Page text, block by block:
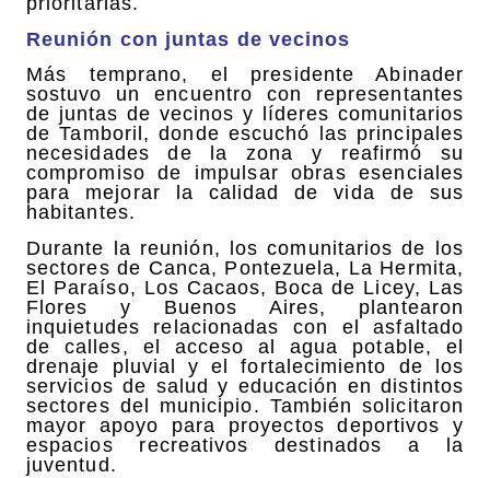
Reunión con juntas de vecinos
Más temprano, el presidente Abinader
sostuvo un encuentro con representantes
de juntas de vecinos y líderes comunitarios
de Tamboril, donde escuchó las principales
necesidades de la zona y reafirmó su
compromiso de impulsar obras esenciales
para mejorar la calidad de vida de sus
habitantes.
Durante la reunión, los comunitarios de los
sectores de Canca, Pontezuela, La Hermita,
El Paraíso, Los Cacaos, Boca de Licey, Las
Flores y Buenos Aires, plantearon
inquietudes relacionadas con el asfaltado
de calles, el acceso al agua potable, el
drenaje pluvial y el fortalecimiento de los
servicios de salud y educación en distintos
sectores del municipio. También solicitaron
mayor apoyo para proyectos deportivos y
espacios recreativos destinados a la
juventud.